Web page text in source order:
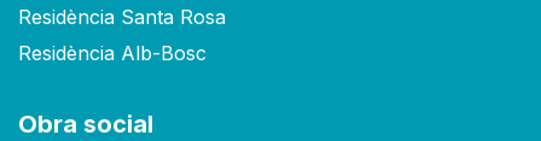
Residència Santa Rosa
Residència Alb-Bosc
Obra social